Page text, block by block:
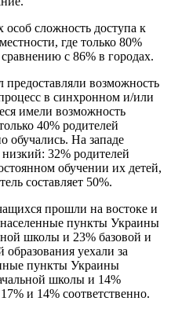
сложность доступа к
где только 80%
с 86% в городах.
возможность
в синхронном и/или
имели возможность
40% родителей
обучались. На западе
32% родителей
обучении их детей,
составляет 50%.
прошли на востоке и
пункты Украины
школы и 23% базовой и
уехали за
пункты Украины
школы и 14%
и 14% соответственно.